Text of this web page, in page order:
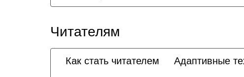
Читателям
Как стать читателем Адаптивные